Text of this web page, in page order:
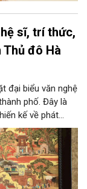
sĩ, trí thức,
đô Hà
đại biểu văn nghệ
phố. Đây là
kế về phát
nghiệp văn
tạo động lực
đô.